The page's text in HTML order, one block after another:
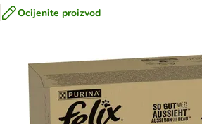
Ocijenite proizvod